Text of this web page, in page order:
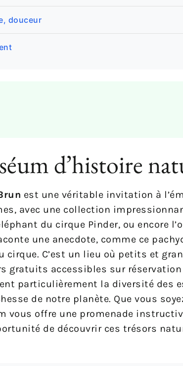
douceur
d’histoire
est une véritable invitation à
avec une collection
du cirque Pinder, ou encore
une anecdote, comme ce
C’est un lieu où petits et
gratuits accessibles sur
particulièrement la diversité des
de notre planète. Que vous
vous offre une promenade
de découvrir ces trésors